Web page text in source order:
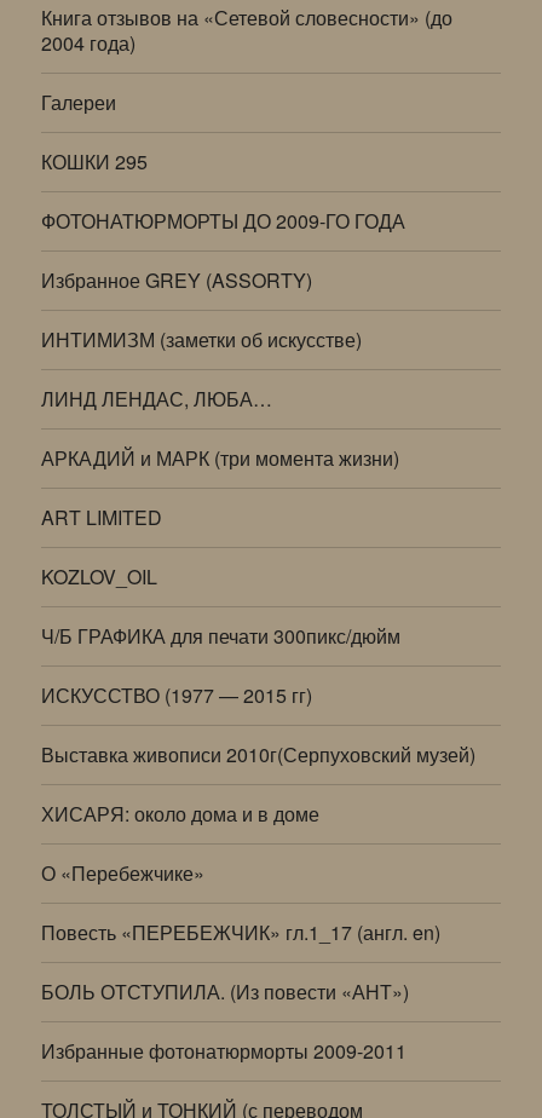
Книга отзывов на «Сетевой словесности» (до
2004 года)
Галереи
КОШКИ 295
ФОТОНАТЮРМОРТЫ ДО 2009-ГО ГОДА
Избранное GREY (ASSORTY)
ИНТИМИЗМ (заметки об искусстве)
ЛИНД ЛЕНДАС, ЛЮБА…
АРКАДИЙ и МАРК (три момента жизни)
ART LIMITED
KOZLOV_OIL
Ч/Б ГРАФИКА для печати 300пикс/дюйм
ИСКУССТВО (1977 — 2015 гг)
Выставка живописи 2010г(Серпуховский музей)
ХИСАРЯ: около дома и в доме
О «Перебежчике»
Повесть «ПЕРЕБЕЖЧИК» гл.1_17 (англ. en)
БОЛЬ ОТСТУПИЛА. (Из повести «АНТ»)
Избранные фотонатюрморты 2009-2011
ТОЛСТЫЙ и ТОНКИЙ (с переводом